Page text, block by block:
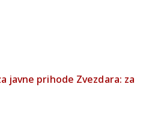
javne prihode Zvezdara: za